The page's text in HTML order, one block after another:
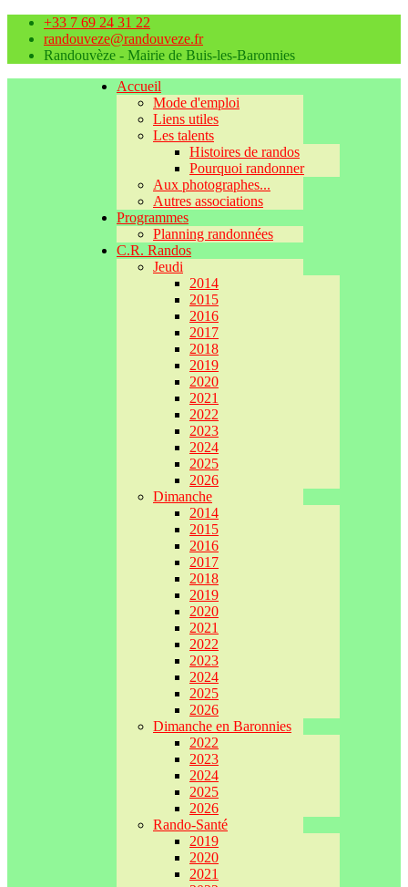
+33 7 69 24 31 22
randouveze@randouveze.fr
Randouvèze - Mairie de Buis-les-Baronnies
Accueil
Mode d'emploi
Liens utiles
Les talents
Histoires de randos
Pourquoi randonner
Aux photographes...
Autres associations
Programmes
Planning randonnées
C.R. Randos
Jeudi
2014
2015
2016
2017
2018
2019
2020
2021
2022
2023
2024
2025
2026
Dimanche
2014
2015
2016
2017
2018
2019
2020
2021
2022
2023
2024
2025
2026
Dimanche en Baronnies
2022
2023
2024
2025
2026
Rando-Santé
2019
2020
2021